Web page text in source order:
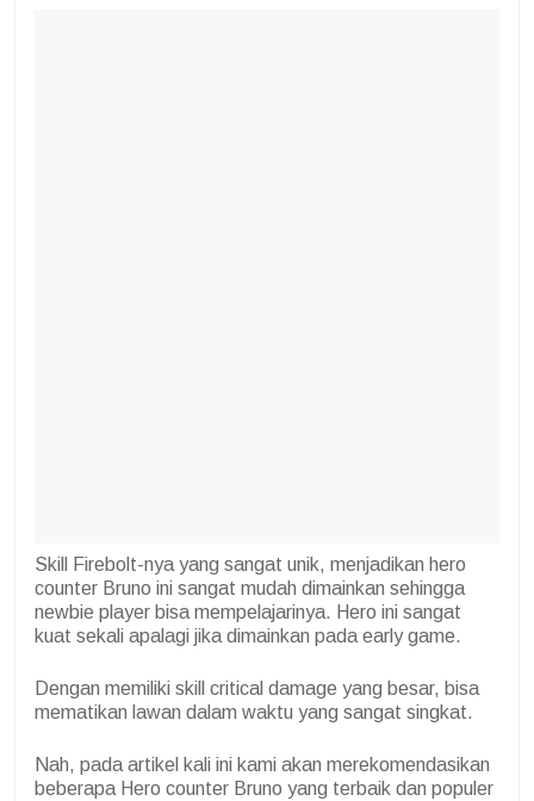
Skill Firebolt-nya yang sangat unik, menjadikan hero
counter Bruno ini sangat mudah dimainkan sehingga
newbie player bisa mempelajarinya. Hero ini sangat
kuat sekali apalagi jika dimainkan pada early game.
Dengan memiliki skill critical damage yang besar, bisa
mematikan lawan dalam waktu yang sangat singkat.
Nah, pada artikel kali ini kami akan merekomendasikan
beberapa Hero counter Bruno yang terbaik dan populer